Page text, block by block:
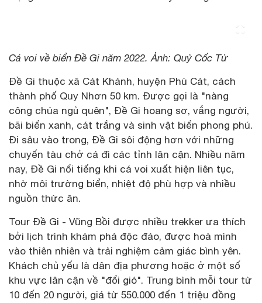
Cá voi về biển Đề Gi năm 2022. Ảnh: Quỷ Cốc Tử
Đề Gi thuộc xã Cát Khánh, huyện Phù Cát, cách
thành phố Quy Nhơn 50 km. Được gọi là "nàng
công chúa ngủ quên", Đề Gi hoang sơ, vắng người,
bãi biển xanh, cát trắng và sinh vật biển phong phú.
Đi sâu vào trong, Đề Gi sôi động hơn với những
chuyến tàu chở cá đi các tỉnh lân cận. Nhiều năm
nay, Đề Gi nổi tiếng khi cá voi xuất hiện liên tục,
nhờ môi trường biển, nhiệt độ phù hợp và nhiều
nguồn thức ăn.
Tour Đề Gi - Vũng Bồi được nhiều trekker ưa thích
bởi lịch trình khám phá độc đáo, được hoà mình
vào thiên nhiên và trải nghiệm cảm giác bình yên.
Khách chủ yếu là dân địa phương hoặc ở một số
khu vực lân cận về "đổi gió". Trung bình mỗi tour từ
10 đến 20 người, giá từ 550.000 đến 1 triệu đồng